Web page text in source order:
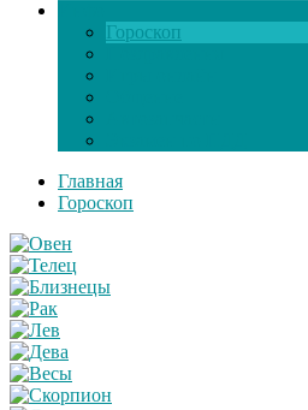
Гороскоп
Главная
Гороскоп